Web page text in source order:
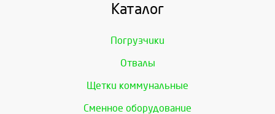
Каталог
Погрузчики
Отвалы
Щетки коммунальные
Сменное оборудование